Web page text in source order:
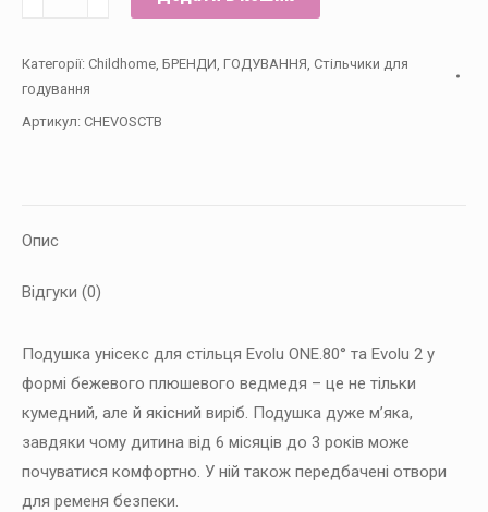
для
годування
Childhome
кількість
Категорії: Childhome БРЕНДИ ГОДУВАННЯ Стільчики для
годування
Артикул: CHEVOSCTB
Опис
Відгуки (0)
Подушка унісекс для стільця Evolu ONE.80° та Evolu 2 у
формі бежевого плюшевого ведмедя – це не тільки
кумедний, але й якісний виріб. Подушка дуже м’яка,
завдяки чому дитина від 6 місяців до 3 років може
почуватися комфортно. У ній також передбачені отвори
для ременя безпеки.